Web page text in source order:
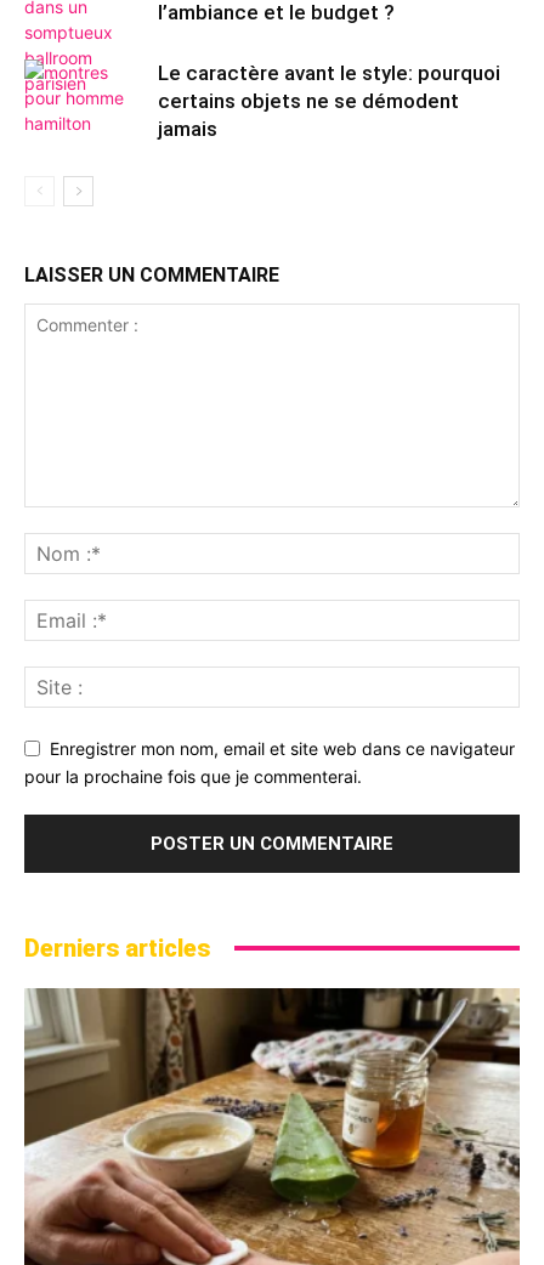
l’ambiance et le budget ?
Le caractère avant le style: pourquoi
certains objets ne se démodent
jamais
LAISSER UN COMMENTAIRE
Enregistrer mon nom, email et site web dans ce navigateur
pour la prochaine fois que je commenterai.
Derniers articles